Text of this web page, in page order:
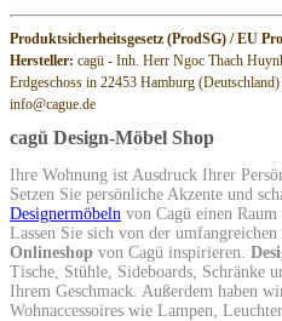
Produktsicherheitsgesetz (ProdSG) / EU
Hersteller: cagü - Inh. Herr Ngoc Thach
Erdgeschoss in 22453 Hamburg
info@cague.de
cagü Design-Möbel Shop
Ihre Wohnung ist Ausdruck Ihrer
Setzen Sie persönliche Akzente und
Designermöbeln von Cagü einen
Lassen Sie sich von der umfangreichen
Onlineshop von Cagü inspirieren.
Tische, Stühle, Sideboards, Schränke
Ihrem Geschmack. Außerdem haben
Wohnaccessoires wie Lampen,